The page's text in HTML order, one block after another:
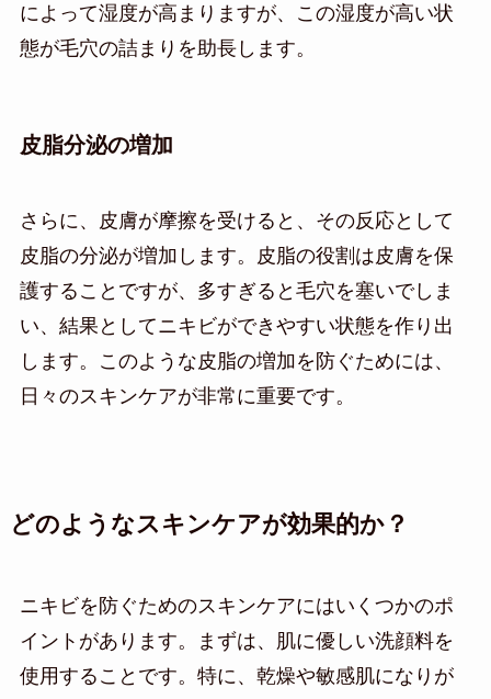
によって湿度が高まりますが、この湿度が高い状
態が毛穴の詰まりを助長します。
皮脂分泌の増加
さらに、皮膚が摩擦を受けると、その反応として
皮脂の分泌が増加します。皮脂の役割は皮膚を保
護することですが、多すぎると毛穴を塞いでしま
い、結果としてニキビができやすい状態を作り出
します。このような皮脂の増加を防ぐためには、
日々のスキンケアが非常に重要です。
どのようなスキンケアが効果的か？
ニキビを防ぐためのスキンケアにはいくつかのポ
イントがあります。まずは、肌に優しい洗顔料を
使用することです。特に、乾燥や敏感肌になりが